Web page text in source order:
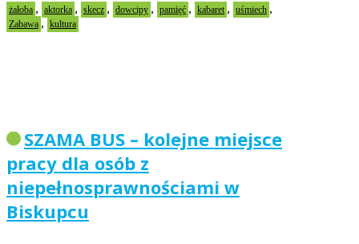
żałoba , aktorka , skecz , dowcipy , pamięć , kabaret , uśmiech ,
Zabawa , kultura
SZAMA BUS – kolejne miejsce
pracy dla osób z
niepełnosprawnościami w
Biskupcu